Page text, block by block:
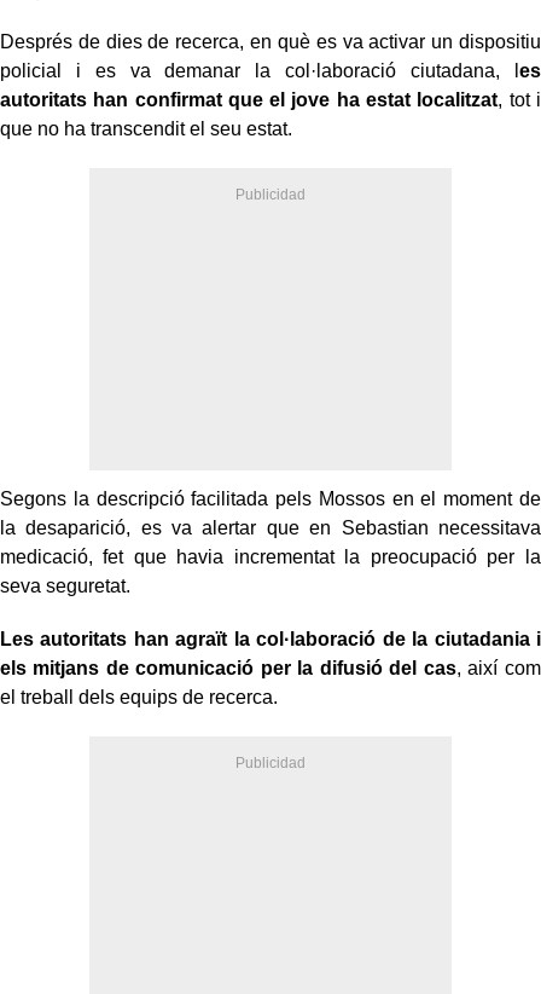
Després de dies de recerca, en què es va activar un dispositiu
policial i es va demanar la col·laboració ciutadana, l es
autoritats han confirmat que el jove ha estat localitzat, tot i
que no ha transcendit el seu estat.
Segons la descripció facilitada pels Mossos en el moment de
la desaparició, es va alertar que en Sebastian necessitava
medicació, fet que havia incrementat la preocupació per la
seva seguretat.
Les autoritats han agraït la col·laboració de la ciutadania i
els mitjans de comunicació per la difusió del cas, així com
el treball dels equips de recerca.